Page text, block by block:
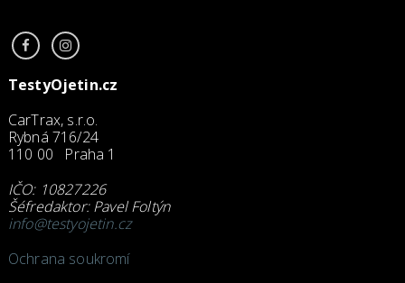
TestyOjetin.cz
CarTrax, s.r.o.
Rybná 716/24
110 00 Praha 1
IČO: 10827226
Šéfredaktor: Pavel Foltýn
info@testyojetin.cz
Ochrana soukromí